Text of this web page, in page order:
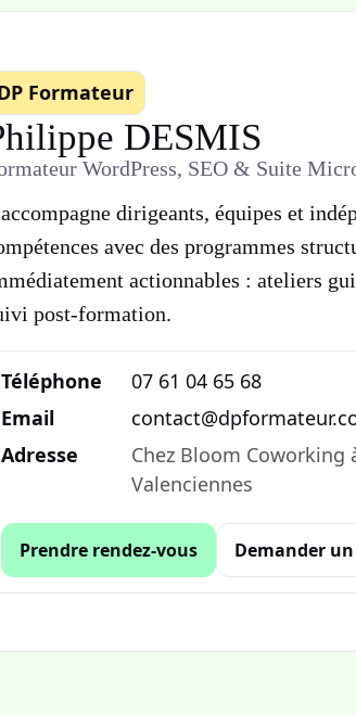
Formateur
DESMIS
WordPress, SEO & Suite
dirigeants, équipes et
avec des programmes
actionnables : ateliers
post-formation.
Téléphone
07 61 04 65 68
Email
Adresse
Chez Bloom Coworking
Valenciennes
Prendre rendez-vous Demander